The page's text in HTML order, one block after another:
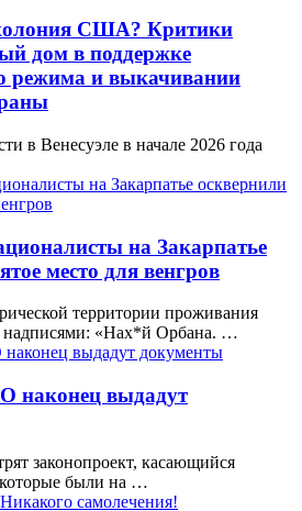
США? Критики
дом в поддержке
режима и выкачивании
в Венесуэле в начале 2026 года
на Закарпатье
место для венгров
территории проживания
надписями: «Нах*й Орбана. …
наконец выдадут
законопроект, касающийся
были на …